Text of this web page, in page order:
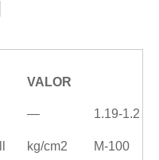
VALOR
— 1.19-1.2
kg/cm2
M-100